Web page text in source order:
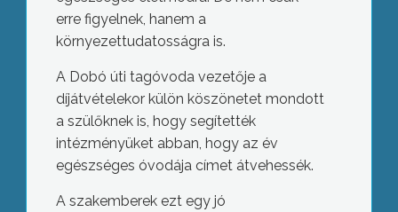
erre figyelnek, hanem a
környezettudatosságra is.
A Dobó úti tagóvoda vezetője a
díjátvételekor külön köszönetet mondott
a szülőknek is, hogy segítették
intézményüket abban, hogy az év
egészséges óvodája címet átvehessék.
A szakemberek ezt egy jó